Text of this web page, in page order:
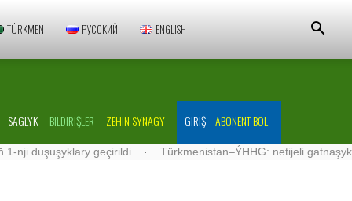
TÜRKMEN РУССКИЙ ENGLISH
SAGLYK BILDIRIŞLER ZEHIN SYNAGY GIRIŞ ABONENT BOL
geçirildi · Türkmenistan–ÝHHG: netijeli gatnaşyklar